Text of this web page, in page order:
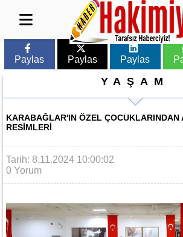
Paylas Paylas Paylas
YAŞAM
KARABAĞLAR'IN ÖZEL ÇOCUKLARINDAN
RESIMLERI
Tarih: 8.11.2024 10:00:02
0 Yorum